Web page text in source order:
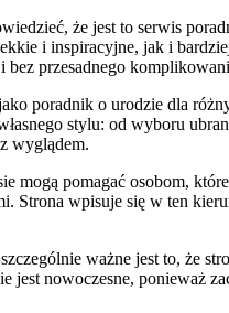
że jest to serwis
i inspiracyjne, jak i
bez przesadnego
poradnik o urodzie dla
stylu: od wyboru
wyglądem.
mogą pomagać osobom,
Strona wpisuje się w ten
ważne jest to, że
jest nowoczesne, ponieważ